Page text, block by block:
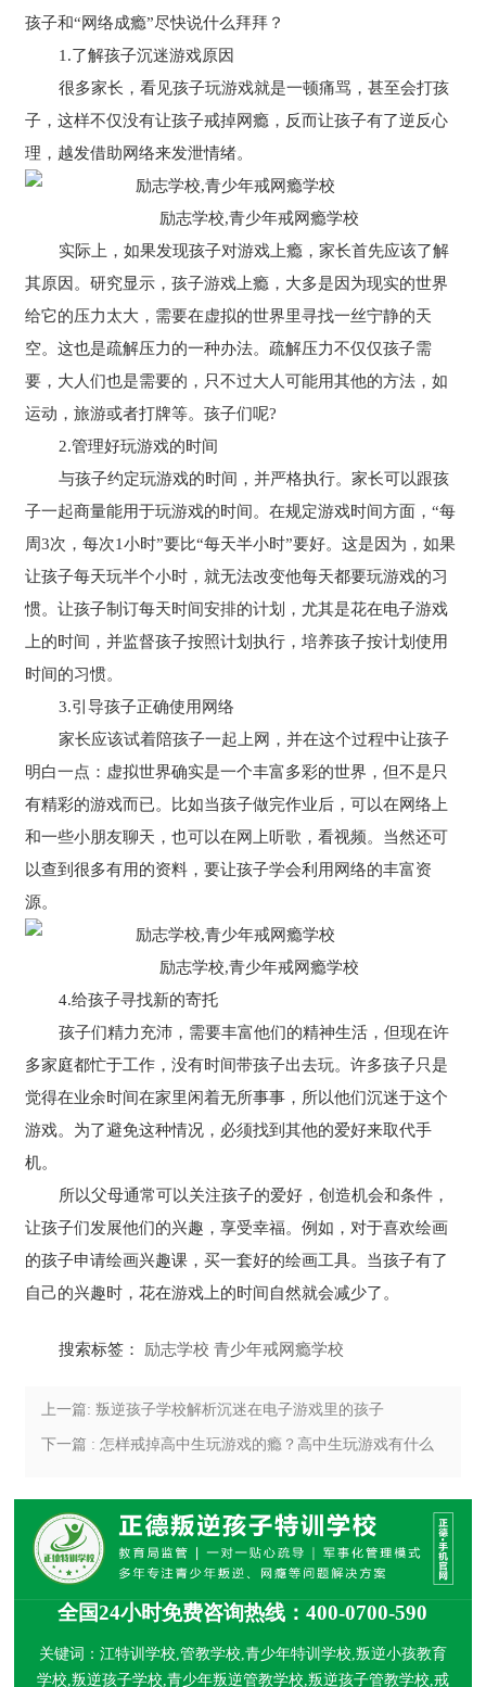
孩子和“网络成瘾”尽快说什么拜拜？
1.了解孩子沉迷游戏原因
很多家长，看见孩子玩游戏就是一顿痛骂，甚至会打孩
子，这样不仅没有让孩子戒掉网瘾，反而让孩子有了逆反心
理，越发借助网络来发泄情绪。
励志学校,青少年戒网瘾学校
实际上，如果发现孩子对游戏上瘾，家长首先应该了解
其原因。研究显示，孩子游戏上瘾，大多是因为现实的世界
给它的压力太大，需要在虚拟的世界里寻找一丝宁静的天
空。这也是疏解压力的一种办法。疏解压力不仅仅孩子需
要，大人们也是需要的，只不过大人可能用其他的方法，如
运动，旅游或者打牌等。孩子们呢?
2.管理好玩游戏的时间
与孩子约定玩游戏的时间，并严格执行。家长可以跟孩
子一起商量能用于玩游戏的时间。在规定游戏时间方面，“每
周3次，每次1小时”要比“每天半小时”要好。这是因为，如果
让孩子每天玩半个小时，就无法改变他每天都要玩游戏的习
惯。让孩子制订每天时间安排的计划，尤其是花在电子游戏
上的时间，并监督孩子按照计划执行，培养孩子按计划使用
时间的习惯。
3.引导孩子正确使用网络
家长应该试着陪孩子一起上网，并在这个过程中让孩子
明白一点：虚拟世界确实是一个丰富多彩的世界，但不是只
有精彩的游戏而已。比如当孩子做完作业后，可以在网络上
和一些小朋友聊天，也可以在网上听歌，看视频。当然还可
以查到很多有用的资料，要让孩子学会利用网络的丰富资
源。
励志学校,青少年戒网瘾学校
4.给孩子寻找新的寄托
孩子们精力充沛，需要丰富他们的精神生活，但现在许
多家庭都忙于工作，没有时间带孩子出去玩。许多孩子只是
觉得在业余时间在家里闲着无所事事，所以他们沉迷于这个
游戏。为了避免这种情况，必须找到其他的爱好来取代手
机。
所以父母通常可以关注孩子的爱好，创造机会和条件，
让孩子们发展他们的兴趣，享受幸福。例如，对于喜欢绘画
的孩子申请绘画兴趣课，买一套好的绘画工具。当孩子有了
自己的兴趣时，花在游戏上的时间自然就会减少了。
搜索标签： 励志学校 青少年戒网瘾学校
上一篇: 叛逆孩子学校解析沉迷在电子游戏里的孩子
下一篇 : 怎样戒掉高中生玩游戏的瘾？高中生玩游戏有什么
全国24小时免费咨询热线：400-0700-590
关键词：江特训学校,管教学校,青少年特训学校,叛逆小孩教育
学校,叛逆孩子学校,青少年叛逆管教学校,叛逆孩子管教学校,戒